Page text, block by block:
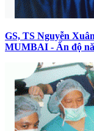
GS, TS Nguyễn
MUMBAI - Ấn độ